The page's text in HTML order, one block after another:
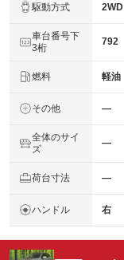
駆動方式 2WD
車台番号下
3桁
792
燃料 軽油
その他 ―
全体のサイ
ズ
―
荷台寸法 ―
ハンドル 右